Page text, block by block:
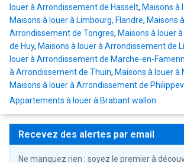
louer à Arrondissement de Hasselt, Maisons à
Maisons à louer à Limbourg, Flandre, Maisons
Arrondissement de Tongres, Maisons à louer
de Huy, Maisons à louer à Arrondissement de
louer à Arrondissement de Marche-en-
à Arrondissement de Thuin, Maisons à louer à
Maisons à louer à Arrondissement de
Appartements à louer à Brabant wallon
Recevez des alertes par email
Ne manquez rien : soyez le premier à